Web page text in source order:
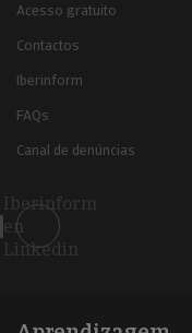
Acesso gratuito
Contactos
Iberinform
FAQs
Canal de denúncias
Iberinform
en
Linkedin